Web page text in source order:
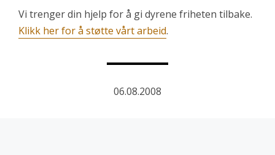
Vi trenger din hjelp for å gi dyrene friheten tilbake.
Klikk her for å støtte vårt arbeid.
06.08.2008